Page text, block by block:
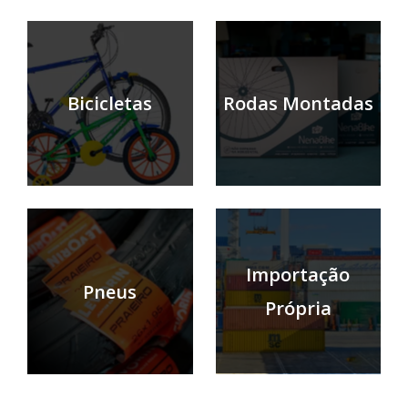
Bicicletas Rodas Montadas
Pneus
Importação
Própria